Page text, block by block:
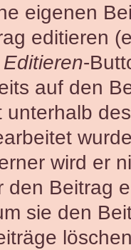
eigenen
editieren
Editieren-
auf den
unterhalb
wird er
den Beitrag
sie den